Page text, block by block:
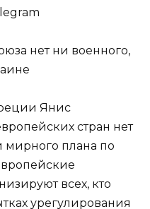
нет ни военного,
Янис
стран нет
мирного плана по
всех, кто
урегулирования